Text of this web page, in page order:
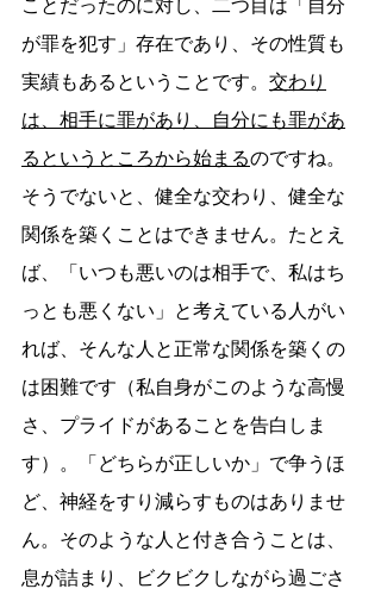
が罪を犯す」存在であり、その性質も
実績もあるということです。 交わり
は、相手に罪があり、自分にも罪があ
るというところから始まるのですね。
そうでないと、健全な交わり、健全な
関係を築くことはできません。たとえ
ば、「いつも悪いのは相手で、私はち
っとも悪くない」と考えている人がい
れば、そんな人と正常な関係を築くの
は困難です（私自身がこのような高慢
さ、プライドがあることを告白しま
す）。「どちらが正しいか」で争うほ
ど、神経をすり減らすものはありませ
ん。そのような人と付き合うことは、
息が詰まり、ビクビクしながら過ごさ